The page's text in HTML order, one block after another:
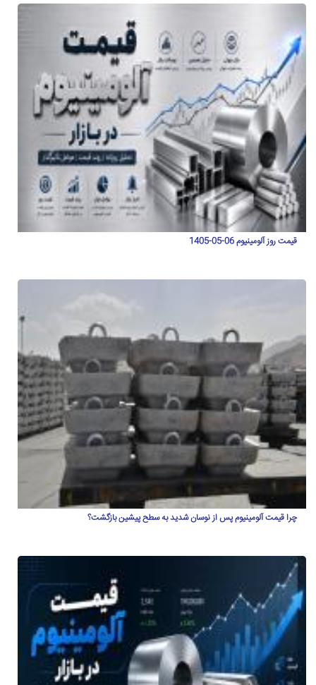
قیمت روز آلومینیوم 06-05-1405
چرا قیمت آلومینیوم پس از نوسان شدید به سطح پیشین بازگشت؟